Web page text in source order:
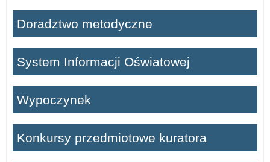
Doradztwo metodyczne
System Informacji Oświatowej
Wypoczynek
Konkursy przedmiotowe kuratora